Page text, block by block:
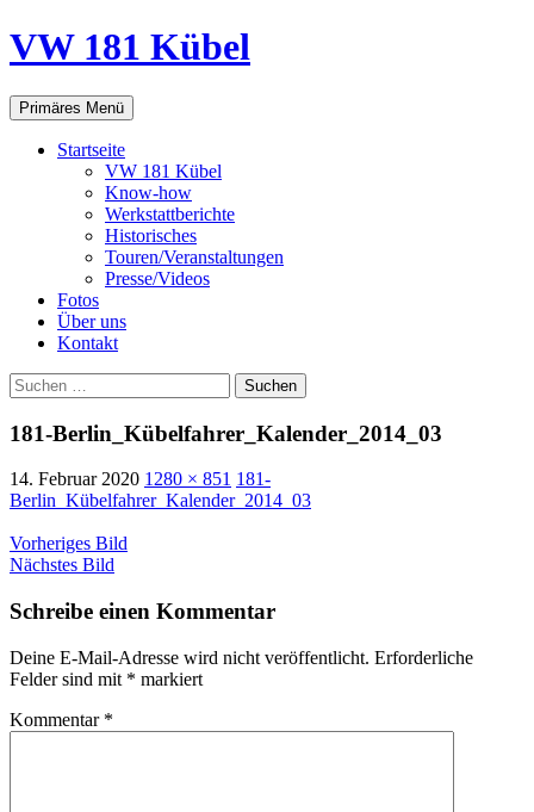
VW 181 Kübel
Suchen
Primäres Menü Springe
zum
Startseite
VW 181 Kübel
Know-how
Werkstattberichte
Historisches
Touren/Veranstaltungen
Presse/Videos
Fotos
Über uns
Kontakt
Suchen
nach:
181-Berlin_Kübelfahrer_Kalender_2014_03
14. Februar 2020 1280 × 851 181-
Berlin_Kübelfahrer_Kalender_2014_03
Vorheriges Bild
Nächstes Bild
Schreibe einen Kommentar
Deine E-Mail-Adresse wird nicht veröffentlicht. Erforderliche
Felder sind mit * markiert
Kommentar *